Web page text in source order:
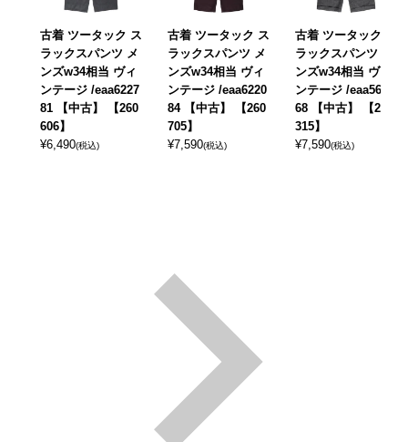
古着 ツータック ス
ラックスパンツ メ
ンズw34相当 ヴィ
ンテージ /eaa6227
81 【中古】 【260
606】
¥6,490(税込)
古着 ツータック ス
ラックスパンツ メ
ンズw34相当 ヴィ
ンテージ /eaa6220
84 【中古】 【260
705】
¥7,590(税込)
古着 ツータック ス
ラックスパンツ メ
ンズw34相当 ヴィ
ンテージ /eaa5692
68 【中古】 【260
315】
¥7,590(税込)